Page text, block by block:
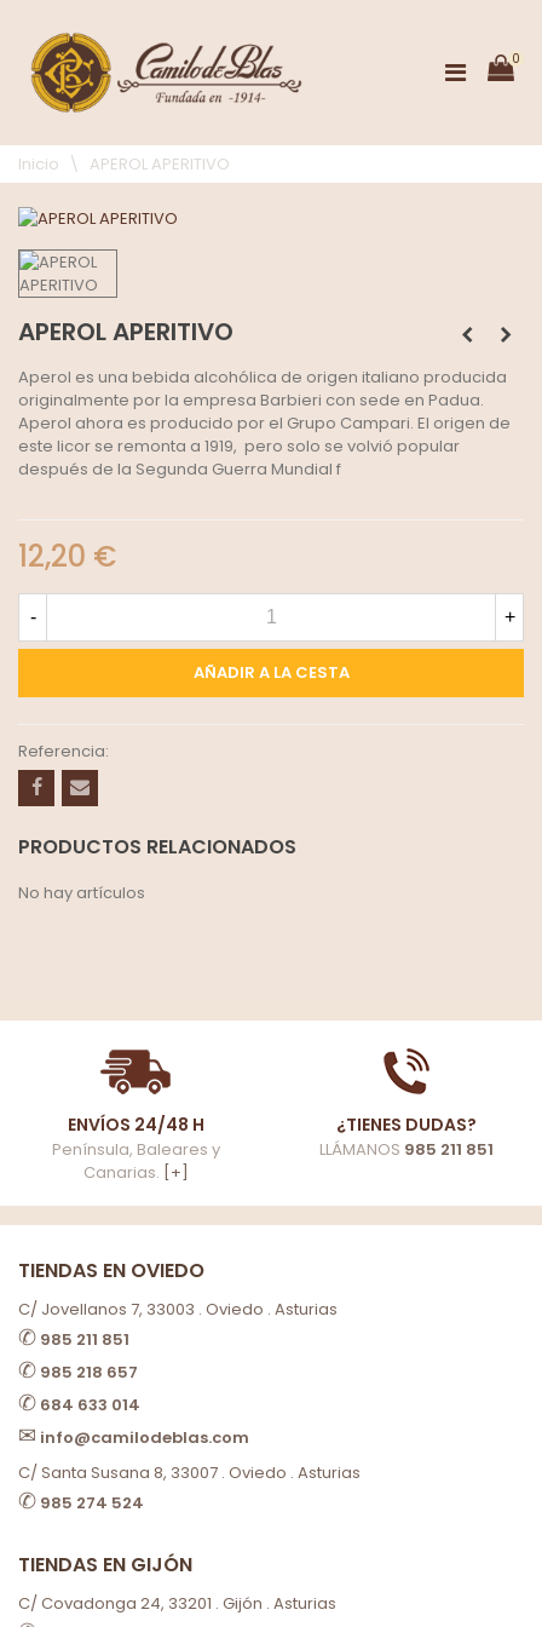
0
Inicio \ APEROL APERITIVO
APEROL APERITIVO
Aperol es una bebida alcohólica de origen italiano producida
originalmente por la empresa Barbieri con sede en Padua.
Aperol ahora es producido por el Grupo Campari. El origen de
este licor se remonta a 1919, ​ pero solo se volvió popular
después de la Segunda Guerra Mundial f
12,20 €
- +
AÑADIR A LA CESTA
Referencia:
PRODUCTOS RELACIONADOS
No hay artículos
ENVÍOS 24/48 H
Península, Baleares y
Canarias. [+]
¿TIENES DUDAS?
LLÁMANOS 985 211 851
TIENDAS EN OVIEDO
C/ Jovellanos 7, 33003 . Oviedo . Asturias
✆ 985 211 851
✆ 985 218 657
✆ 684 633 014
✉ info@camilodeblas.com
C/ Santa Susana 8, 33007 . Oviedo . Asturias
✆ 985 274 524
TIENDAS EN GIJÓN
C/ Covadonga 24, 33201 . Gijón . Asturias